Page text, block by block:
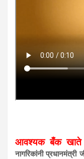
आवश्यक बँक खाते
नागरिकांनी